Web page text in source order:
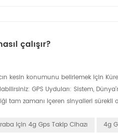
çalışır?
kesin konumunu belirlemek için
GPS Uyduları: Sistem,
tam zamanı içeren sinyalleri sürekli
Için 4g Gps Takip Cihazı 4g